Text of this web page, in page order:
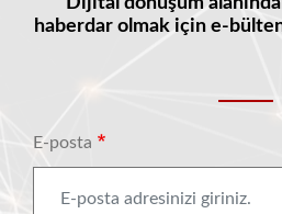
haberdar olmak için e-
E-posta